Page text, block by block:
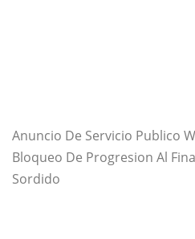
Anuncio De Servicio Publico
Bloqueo De Progresion Al
Sordido